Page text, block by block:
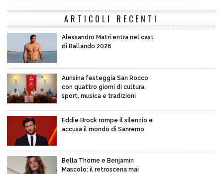
ARTICOLI RECENTI
Alessandro Matri entra nel cast
di Ballando 2026
Aurisina festeggia San Rocco
con quattro giorni di cultura,
sport, musica e tradizioni
Eddie Brock rompe il silenzio e
accusa il mondo di Sanremo
Bella Thorne e Benjamin
Mascolo: il retroscena mai